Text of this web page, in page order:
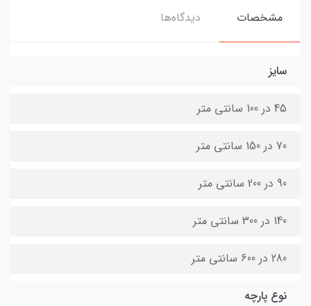
مشخصات دیدگاه‌ها
سایز
45 در 100 سانتی متر
70 در 150 سانتی متر
90 در 200 سانتی متر
140 در 300 سانتی متر
280 در 600 سانتی متر
نوع پارچه